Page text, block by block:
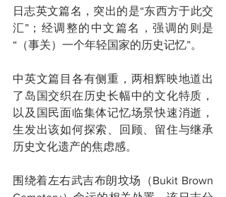
日志英文篇名，突出的是“东西方于此交
汇”；经调整的中文篇名，强调的则是
“（事关）一个年轻国家的历史记忆”。
中英文篇目各有侧重，两相辉映地道出
了岛国交织在历史长幅中的文化特质，
以及国民面临集体记忆场景快速消逝，
生发出该如何探索、回顾、留住与继承
历史文化遗产的焦虑感。
围绕着左右武吉布朗坟场（Bukit Brown